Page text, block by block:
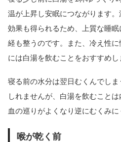
温が上昇し安眠につながります
効果も得られるため、上質な睡
経も整うのです。また、冷え性
には白湯を飲むことをおすすめし
寝る前の水分は翌日むくんでし
しれませんが、白湯を飲むことは
血の巡りがよくなり逆にむくみに
喉が乾く前